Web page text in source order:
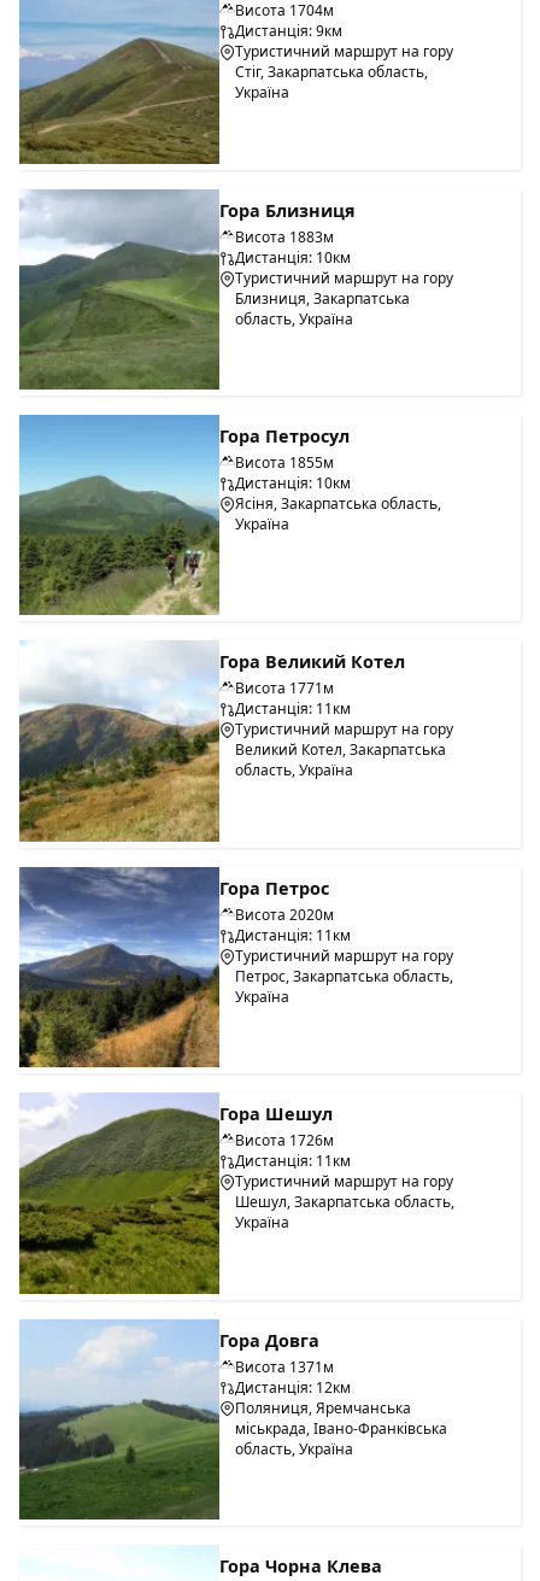
Висота 1704м
Дистанція: 9км
Туристичний маршрут на гору
Стіг, Закарпатська область,
Україна
Гора Близниця
Висота 1883м
Дистанція: 10км
Туристичний маршрут на гору
Близниця, Закарпатська
область, Україна
Гора Петросул
Висота 1855м
Дистанція: 10км
Ясіня, Закарпатська область,
Україна
Гора Великий Котел
Висота 1771м
Дистанція: 11км
Туристичний маршрут на гору
Великий Котел, Закарпатська
область, Україна
Гора Петрос
Висота 2020м
Дистанція: 11км
Туристичний маршрут на гору
Петрос, Закарпатська область,
Україна
Гора Шешул
Висота 1726м
Дистанція: 11км
Туристичний маршрут на гору
Шешул, Закарпатська область,
Україна
Гора Довга
Висота 1371м
Дистанція: 12км
Поляниця, Яремчанська
міськрада, Івано-Франківська
область, Україна
Гора Чорна Клева